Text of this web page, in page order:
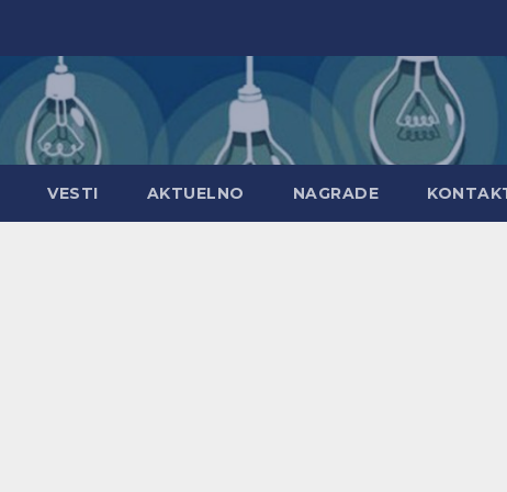
VESTI AKTUELNO NAGRADE